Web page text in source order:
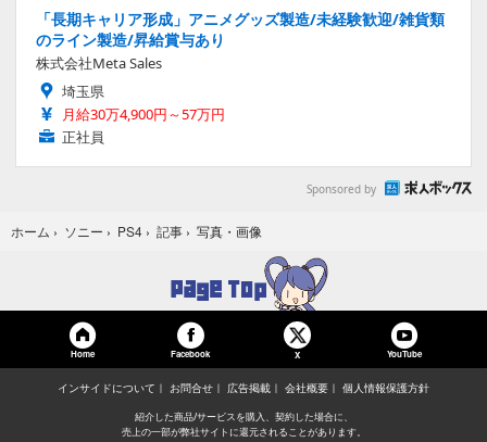
「長期キャリア形成」アニメグッズ製造/未経験歓迎/雑貨類
のライン製造/昇給賞与あり
株式会社Meta Sales
埼玉県
月給30万4,900円～57万円
正社員
Sponsored by
ホーム › ソニー › PS4 › 記事 › 写真・画像
Home Facebook X YouTube
インサイドについて お問合せ 広告掲載 会社概要 個人情報保護方針
紹介した商品/サービスを購入、契約した場合に、
売上の一部が弊社サイトに還元されることがあります。